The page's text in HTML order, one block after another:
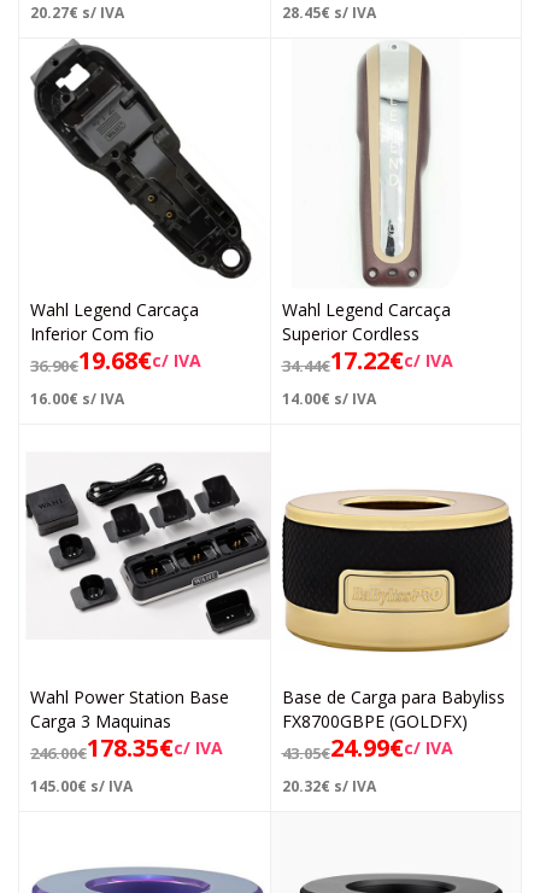
20.27€ s/ IVA 28.45€ s/ IVA
Wahl Legend Carcaça
Inferior Com fio
36.90€19.68€c/ IVA
16.00€ s/ IVA
Wahl Legend Carcaça
Superior Cordless
34.44€17.22€c/ IVA
14.00€ s/ IVA
Wahl Power Station Base
Carga 3 Maquinas
246.00€178.35€c/ IVA
145.00€ s/ IVA
Base de Carga para Babyliss
FX8700GBPE (GOLDFX)
43.05€24.99€c/ IVA
20.32€ s/ IVA